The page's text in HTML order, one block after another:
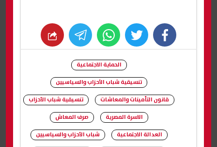
facebook
twitter
whats
الحماية الاجتماعية
تنسيقية شباب الأحزاب والسياسيين
قانون التأمينات والمعاشات
تنسيقية شباب الأحزاب
الاسرة المصرية
صرف المعاش
العدالة الاجتماعية
شباب الأحزاب والسياسيين